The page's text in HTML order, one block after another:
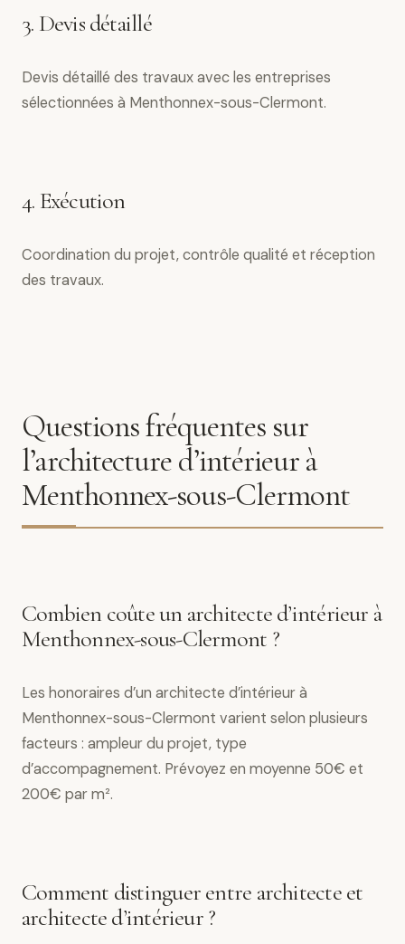
3. Devis détaillé
Devis détaillé des travaux avec les entreprises
sélectionnées à Menthonnex-sous-Clermont.
4. Exécution
Coordination du projet, contrôle qualité et réception
des travaux.
Questions fréquentes sur
l’architecture d’intérieur à
Menthonnex-sous-Clermont
Combien coûte un architecte d’intérieur à
Menthonnex-sous-Clermont ?
Les honoraires d’un architecte d’intérieur à
Menthonnex-sous-Clermont varient selon plusieurs
facteurs : ampleur du projet, type
d’accompagnement. Prévoyez en moyenne 50€ et
200€ par m².
Comment distinguer entre architecte et
architecte d’intérieur ?